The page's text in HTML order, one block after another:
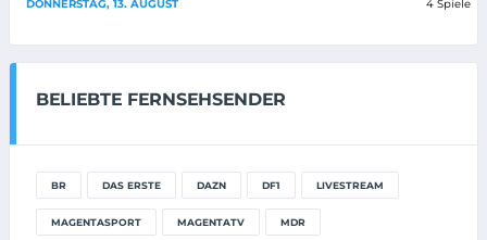
DONNERSTAG, 13. AUGUST 4 Spiele
BELIEBTE FERNSEHSENDER
BR DAS ERSTE DAZN DF1 LIVESTREAM
MAGENTASPORT MAGENTATV MDR